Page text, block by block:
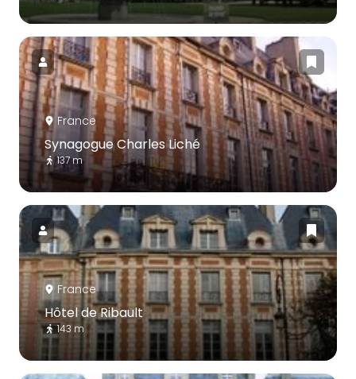
France
Synagogue Charles Liché
137 m
France
Hôtel de Ribault
143 m